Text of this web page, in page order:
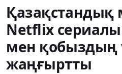
Қазақстандық
Netflix
мен қобыздың
жаңғыртты